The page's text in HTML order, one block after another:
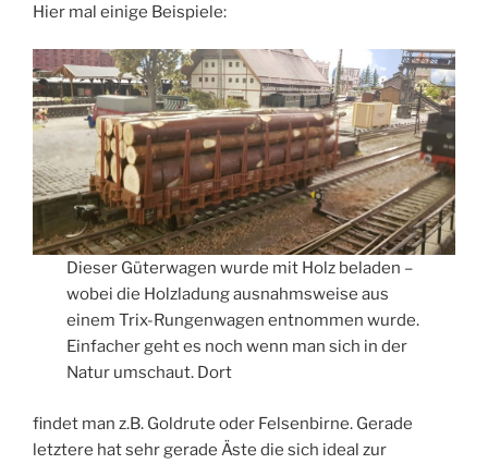
Hier mal einige Beispiele:
Dieser Güterwagen wurde mit Holz beladen –
wobei die Holzladung ausnahmsweise aus
einem Trix-Rungenwagen entnommen wurde.
Einfacher geht es noch wenn man sich in der
Natur umschaut. Dort
findet man z.B. Goldrute oder Felsenbirne. Gerade
letztere hat sehr gerade Äste die sich ideal zur